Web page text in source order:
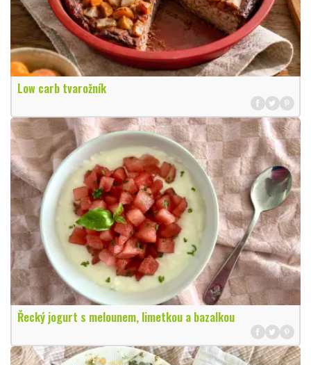
Low carb tvarožník
Řecký jogurt s melounem, limetkou a bazalkou